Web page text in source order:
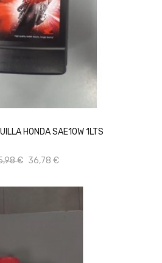
HONDA SAE10W 1LTS
€ 36,78 €